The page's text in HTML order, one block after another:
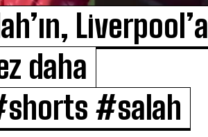
Liverpool’a
daha
#salah